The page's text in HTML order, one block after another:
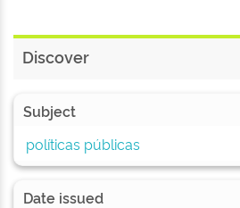
Discover
Subject
políticas públicas
Date issued